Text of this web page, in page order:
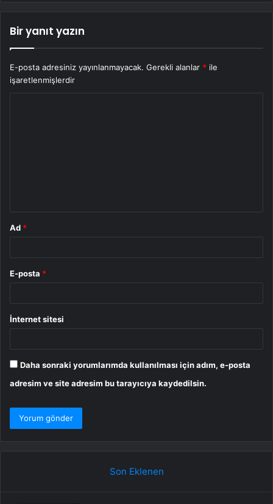
Bir yanıt yazın
E-posta adresiniz yayınlanmayacak. Gerekli alanlar * ile
işaretlenmişlerdir
Ad *
E-posta *
İnternet sitesi
Daha sonraki yorumlarımda kullanılması için adım, e-posta
adresim ve site adresim bu tarayıcıya kaydedilsin.
Son Eklenen